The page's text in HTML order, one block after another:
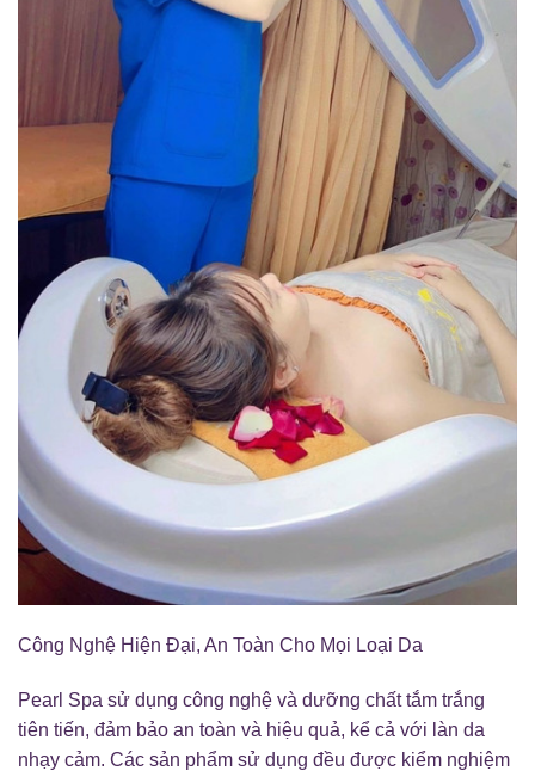
Công Nghệ Hiện Đại, An Toàn Cho Mọi Loại Da
Pearl Spa sử dụng công nghệ và dưỡng chất tắm trắng
tiên tiến, đảm bảo an toàn và hiệu quả, kể cả với làn da
nhạy cảm. Các sản phẩm sử dụng đều được kiểm nghiệm